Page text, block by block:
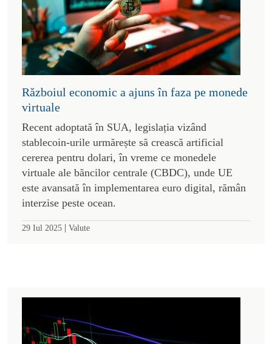
Războiul economic a ajuns în faza pe monede
virtuale
Recent adoptată în SUA, legislația vizând
stablecoin-urile urmărește să crească artificial
cererea pentru dolari, în vreme ce monedele
virtuale ale băncilor centrale (CBDC), unde UE
este avansată în implementarea euro digital, rămân
interzise peste ocean.
29 Iul 2025 | Valute